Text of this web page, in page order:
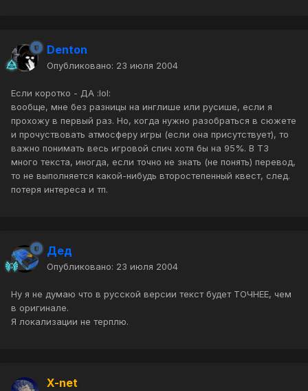
Denton
Опубликовано: 23 июля 2004
Если коротко - ДА :lol:
вообще, мне без разницы на инглише или русише, если я
прохожу в первый раз. Но, когда нужно разобраться в сюжете
и прочуствовать атмосферу игры (если она присутствует), то
важно понимать весь игровой спич хотя бы на 95%. В T3
много текста, иногда, если точно не знать (не понять) перевод,
то не выполняется какой-нибудь второстепенный квест, след.
потеря интереса и тп.
Дед
Опубликовано: 23 июля 2004
Ну я не думаю что в русской версии текст будет ТОЧНЕЕ, чем
в оригинале.
Я локализации не терплю.
X-net